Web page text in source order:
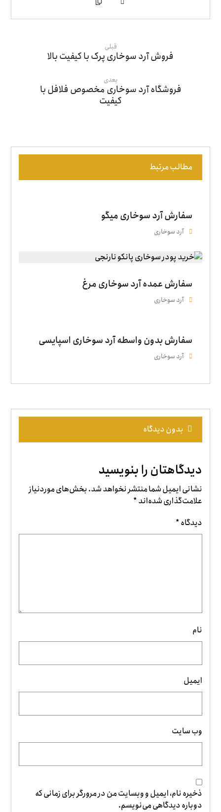
قبلی
فروش آرد سوخاری پرک با کیفیت بالا
بعدی
فروشگاه آرد سوخاری مخصوص فلافل با
کیفیت
مطالب مرتبط
سفارش آرد سوخاری میگو
آرد سوخاری
سفارش عمده آرد سوخاری مرغ
آرد سوخاری
سفارش بدون واسطه آرد سوخاری اسپایسی
آرد سوخاری
بدون دیدگاه
دیدگاهتان را بنویسید
نشانی ایمیل شما منتشر نخواهد شد.بخش‌های موردنیاز
علامت‌گذاری شده‌اند*
دیدگاه*
نام
ایمیل
وب‌ سایت
ذخیره نام، ایمیل و وبسایت من در مرورگر برای زمانی که
دوباره دیدگاهی می‌نویسم.